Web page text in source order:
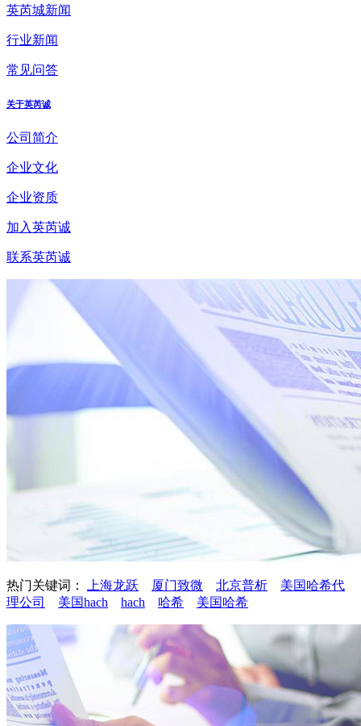
英芮城新闻
行业新闻
常见问答
关于英芮诚
公司简介
企业文化
企业资质
加入英芮诚
联系英芮诚
热门关键词： 上海龙跃 厦门致微 北京普析
美国哈希代
理公司
美国hach hach 哈希 美国哈希